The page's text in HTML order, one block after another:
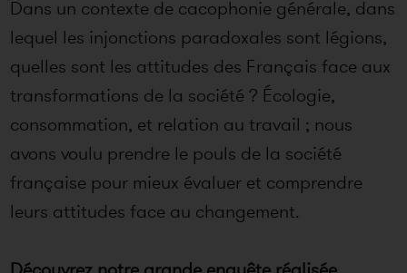
Dans un contexte de cacophonie générale, dans
lequel les injonctions paradoxales sont légions,
quelles sont les attitudes des Français face aux
transformations de la société ? Écologie,
consommation, et relation au travail ; nous
avons voulu prendre le pouls de la société
française pour mieux évaluer et comprendre
leurs attitudes face au changement.